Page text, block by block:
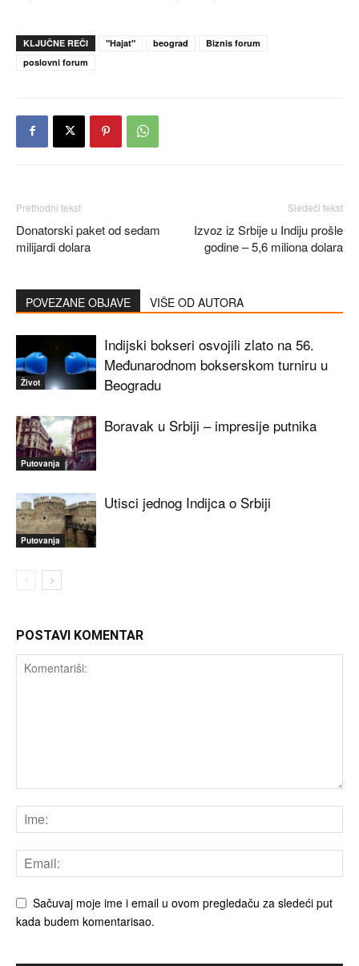
KLJUČNE REČI "Hajat" beograd
Biznis forum
poslovni forum
Prethodni tekst
Donatorski paket od sedam
milijardi dolara
Sledeći tekst
Izvoz iz Srbije u Indiju prošle
godine – 5,6 miliona dolara
POVEZANE OBJAVE VIŠE OD AUTORA
Život
Indijski bokseri osvojili zlato na 56.
Međunarodnom bokserskom turniru u
Beogradu
Putovanja
Boravak u Srbiji – impresije putnika
Putovanja
Utisci jednog Indijca o Srbiji
POSTAVI KOMENTAR
Sačuvaj moje ime i email u ovom pregledaču za sledeći put
kada budem komentarisao.